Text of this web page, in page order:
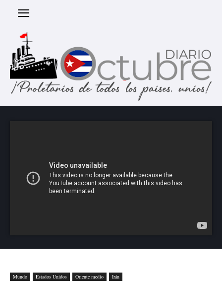
Mundo Estados Unidos Oriente medio Irán